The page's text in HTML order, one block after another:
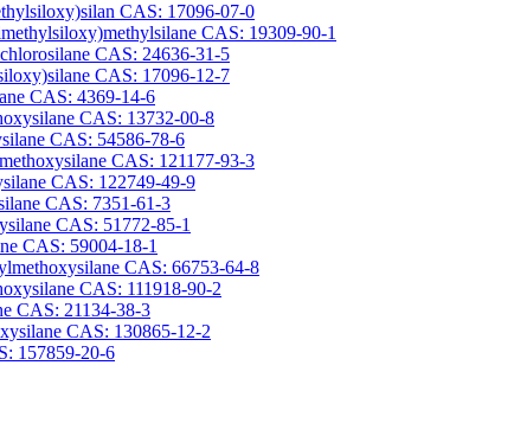
CAS: 17096-07-0
CAS: 19309-90-1
CAS: 24636-31-5
CAS: 17096-12-7
CAS: 4369-14-6
CAS: 13732-00-8
CAS: 54586-78-6
CAS: 121177-93-3
CAS: 122749-49-9
CAS: 7351-61-3
CAS: 51772-85-1
CAS: 59004-18-1
CAS: 66753-64-8
CAS: 111918-90-2
CAS: 21134-38-3
CAS: 130865-12-2
157859-20-6